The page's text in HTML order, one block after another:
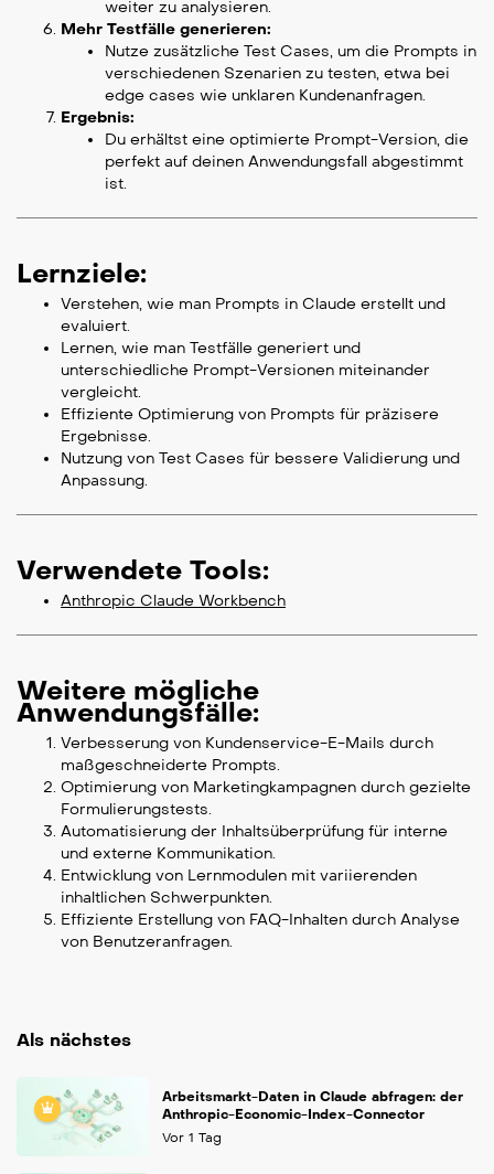
weiter zu analysieren.
Mehr Testfälle generieren:
Nutze zusätzliche Test Cases, um die Prompts in
verschiedenen Szenarien zu testen, etwa bei
edge cases wie unklaren Kundenanfragen.
Ergebnis:
Du erhältst eine optimierte Prompt-Version, die
perfekt auf deinen Anwendungsfall abgestimmt
ist.
Lernziele:
Verstehen, wie man Prompts in Claude erstellt und
evaluiert.
Lernen, wie man Testfälle generiert und
unterschiedliche Prompt-Versionen miteinander
vergleicht.
Effiziente Optimierung von Prompts für präzisere
Ergebnisse.
Nutzung von Test Cases für bessere Validierung und
Anpassung.
Verwendete Tools:
Anthropic Claude Workbench
Weitere mögliche
Anwendungsfälle:
Verbesserung von Kundenservice-E-Mails durch
maßgeschneiderte Prompts.
Optimierung von Marketingkampagnen durch gezielte
Formulierungstests.
Automatisierung der Inhaltsüberprüfung für interne
und externe Kommunikation.
Entwicklung von Lernmodulen mit variierenden
inhaltlichen Schwerpunkten.
Effiziente Erstellung von FAQ-Inhalten durch Analyse
von Benutzeranfragen.
Als nächstes
Arbeitsmarkt-Daten in Claude abfragen: der
Anthropic-Economic-Index-Connector
Vor 1 Tag